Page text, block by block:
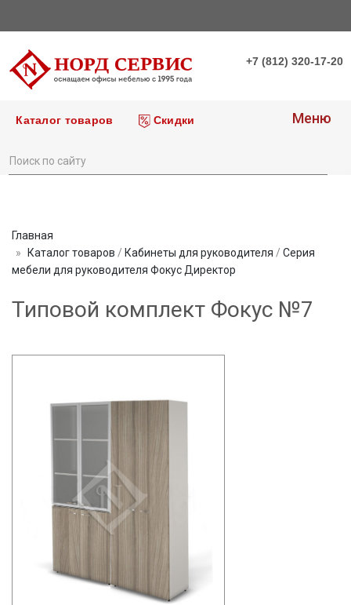
+7 (812) 320-17-20
Каталог товаров Скидки Меню
Главная
Каталог товаров / Кабинеты для руководителя / Серия
мебели для руководителя Фокус Директор
Типовой комплект Фокус №7